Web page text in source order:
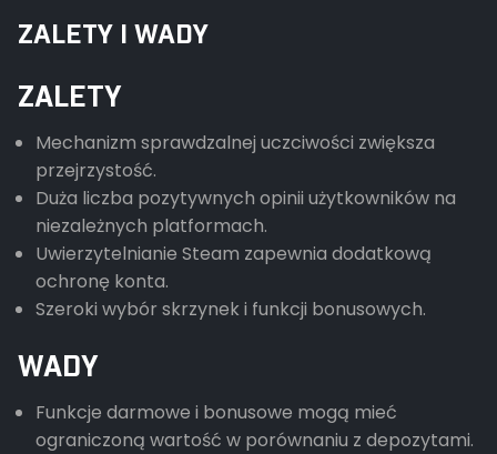
ZALETY I WADY
ZALETY
Mechanizm sprawdzalnej uczciwości zwiększa
przejrzystość.
Duża liczba pozytywnych opinii użytkowników na
niezależnych platformach.
Uwierzytelnianie Steam zapewnia dodatkową
ochronę konta.
Szeroki wybór skrzynek i funkcji bonusowych.
WADY
Funkcje darmowe i bonusowe mogą mieć
ograniczoną wartość w porównaniu z depozytami.